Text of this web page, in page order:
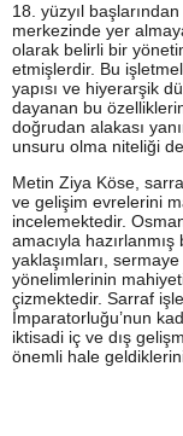
18. yüzyıl
merkezinde yer
olarak belirli bir
etmişlerdir. Bu
yapısı ve hiyerarşik
dayanan bu
doğrudan alakası
unsuru olma niteliği
Metin Ziya Köse,
ve gelişim evrelerini
incelemektedir.
amacıyla
yaklaşımları,
yönelimlerinin
çizmektedir. Sarraf
İmparatorluğu’nun
iktisadi iç ve dış
önemli hale